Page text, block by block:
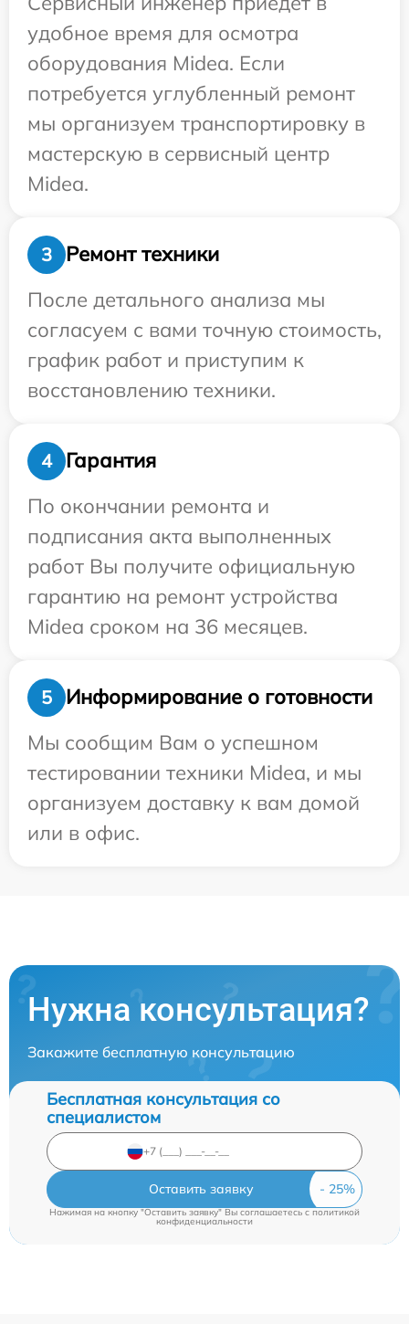
удобное время для осмотра
оборудования Midea. Если
потребуется углубленный ремонт
мы организуем транспортировку в
мастерскую в сервисный центр
Midea.
3
Ремонт техники
После детального анализа мы
согласуем с вами точную стоимость,
график работ и приступим к
восстановлению техники.
4
Гарантия
По окончании ремонта и
подписания акта выполненных
работ Вы получите официальную
гарантию на ремонт устройства
Midea сроком на 36 месяцев.
5
Информирование о готовности
Мы сообщим Вам о успешном
тестировании техники Midea, и мы
организуем доставку к вам домой
или в офис.
Нужна консультация?
Закажите бесплатную консультацию
Бесплатная консультация со
специалистом
Оставить заявку
Нажимая на кнопку "Оставить заявку" Вы соглашаетесь cполитикой
конфиденциальности